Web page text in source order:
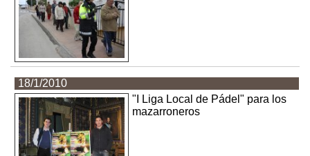
18/1/2010
"I Liga Local de Pádel" para los
mazarroneros